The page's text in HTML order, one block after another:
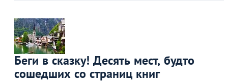
Беги в сказку! Десять мест, будто
сошедших со страниц книг